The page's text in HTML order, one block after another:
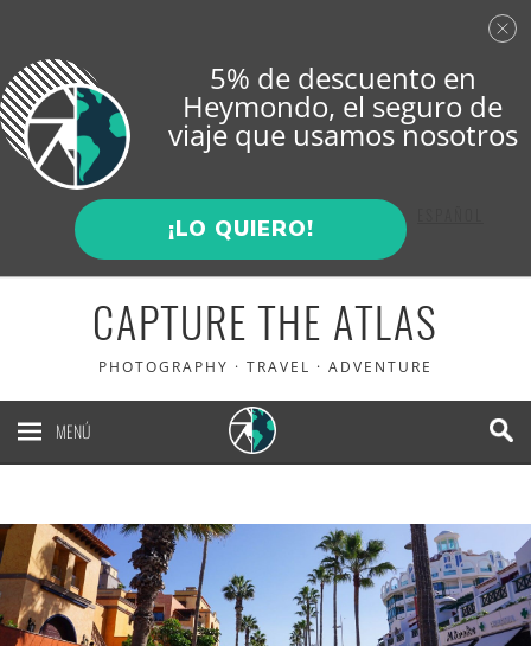
CAPTURE THE ATLAS
PHOTOGRAPHY · TRAVEL · ADVENTURE
MENÚ
5% de descuento en
Heymondo, el seguro de
viaje que usamos nosotros
¡LO QUIERO!